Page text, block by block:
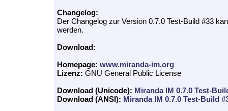
Changelog:
Der Changelog zur Version 0.7.0 Test-Build #33
werden.
Download:
Homepage: www.miranda-im.org
Lizenz: GNU General Public License
Download (Unicode): Miranda IM 0.7.0 Test-
Download (ANSI): Miranda IM 0.7.0 Test-Build